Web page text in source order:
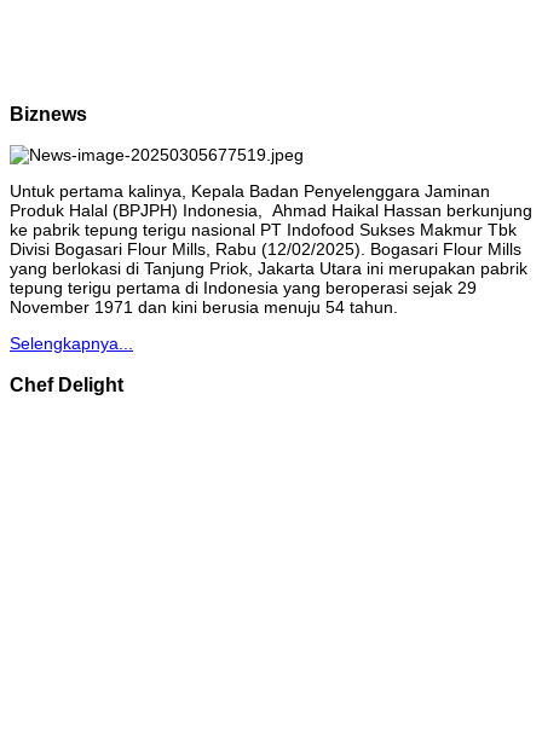
Biznews
Untuk pertama kalinya, Kepala Badan Penyelenggara Jaminan
Produk Halal (BPJPH) Indonesia, Ahmad Haikal Hassan berkunjung
ke pabrik tepung terigu nasional PT Indofood Sukses Makmur Tbk
Divisi Bogasari Flour Mills, Rabu (12/02/2025). Bogasari Flour Mills
yang berlokasi di Tanjung Priok, Jakarta Utara ini merupakan pabrik
tepung terigu pertama di Indonesia yang beroperasi sejak 29
November 1971 dan kini berusia menuju 54 tahun.
Selengkapnya...
Chef Delight